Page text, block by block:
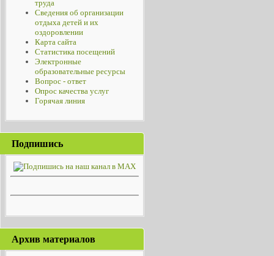
труда
Сведения об организации
отдыха детей и их
оздоровлении
Карта сайта
Статистика посещений
Электронные
образовательные ресурсы
Вопрос - ответ
Опрос качества услуг
Горячая линия
Подпишись
Архив материалов